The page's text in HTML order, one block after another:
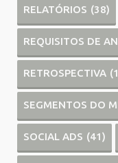
RELATÓRIOS (38)
REQUISITOS DE
RETROSPECTIVA
SEGMENTOS DO
SOCIAL ADS (41)